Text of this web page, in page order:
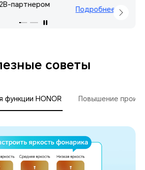
партнером
Подробнее
советы
функции HONOR Повышение